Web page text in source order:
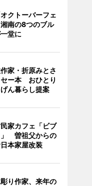
クトーバーフェ
南の8つのブル
堂に
家・折原みとさ
セー本 おひとり
ん暮らし提案
家カフェ「ビブ
」 曽祖父からの
本家屋改装
り作家、来年の